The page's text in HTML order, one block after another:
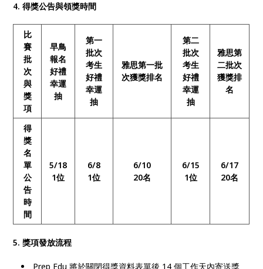
4. 得獎公告與領獎時間
比
賽
批
次
與
獎
項
早鳥
報名
好禮
幸運
抽
第一
批次
考生
好禮
幸運
抽
雅思第一批
次獲獎排名
第二
批次
考生
好禮
幸運
抽
雅思第
二批次
獲獎排
名
得
獎
名
單
公
告
時
間
5/18
1位
6/8
1位
6/10
20名
6/15
1位
6/17
20名
5. 獎項發放流程
Prep Edu 將於關閉得獎資料表單後 14 個工作天內寄送獎